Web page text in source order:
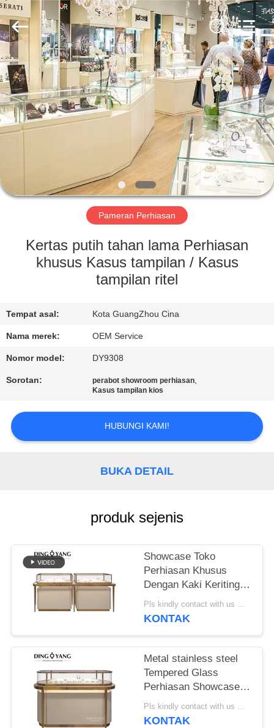
RUMAH
PRODUK
VIDEO
TENTANG
KAMI
TUR
PABRIK
KUALITAS
MINTA
KUTIPAN
COMPANY
NEWS
Commercial
Display
Furniture
Co.,
Ltd..
All
Reserved.
Pameran Perhiasan
Kertas putih tahan lama Perhiasan
khusus Kasus tampilan / Kasus
tampilan ritel
Tempat asal: Kota GuangZhou Cina
Nama merek: OEM Service
Nomor model: DY9308
Sorotan: perabot showroom perhiasan,
Kasus tampilan kios
HUBUNGI KAMI!
BUKA DETAIL
produk sejenis
Showcase Toko
Perhiasan Khusus
Dengan Kaki Keriting
Dan Panel Kaca
Tempered
Pls kindly contact with us MOQ:1 Toko atau 5 set
KONTAK
Metal stainless steel
Tempered Glass
Perhiasan Showcase
Tampilan dengan lampu
LED
Pls kindly contact with us MOQ:1 Toko atau 5 set
KONTAK